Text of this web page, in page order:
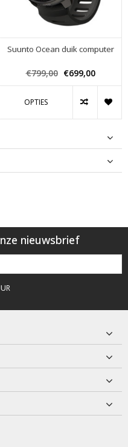
Suunto Ocean duik computer
€799,00 €699,00
OPTIES
nieuwsbrief